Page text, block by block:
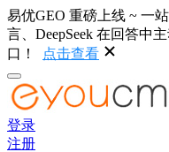
易优GEO 重磅上线 ~ 一
言、DeepSeek 在回答中
口！
点击查看
登录
注册